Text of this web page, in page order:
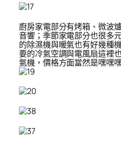
廚房家電部分有烤箱、微波
音響；季節家電部分也很多
的除濕機與暖氣也有好幾種
要的冷氣空調與電風扇這裡
氣機，價格方面當然是嘿嘿